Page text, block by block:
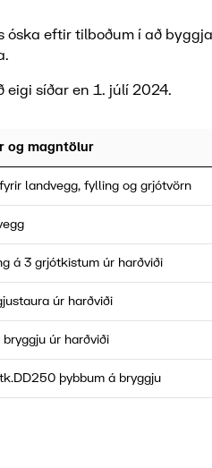
óska eftir tilboðum í að
eigi síðar en 1. júlí 2024.
og magntölur
landvegg, fylling og grjótvörn
á 3 grjótkistum úr harðviði
úr harðviði
úr harðviði
þybbum á bryggju